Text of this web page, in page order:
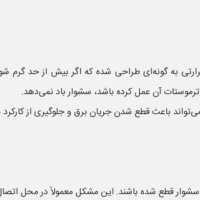
به گونه‌ای طراحی شده که اگر بیش از حد گرم
آن عمل کرده باشد، سشوار باد نمی‌دهد.
باعث قطع شدن جریان برق و جلوگیری از
قطع شده باشند. این مشکل معمولاً در محل